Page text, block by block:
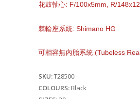
花鼓軸心: F/100x5mm, R/
棘輪座系統: Shimano HG
可相容無內胎系統 (Tubeless
SKU:T28500
COLOURS: Black